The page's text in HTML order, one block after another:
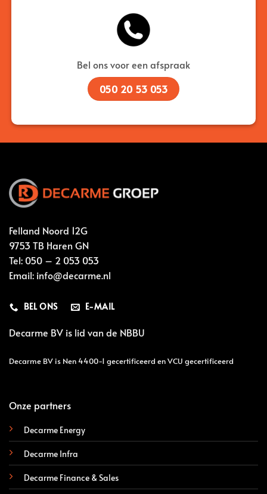
Bel ons voor een afspraak
050 20 53 053
Felland Noord 12G
9753 TB Haren GN
Tel: 050 – 2 053 053
Email: info@decarme.nl
BEL ONS E-MAIL
Decarme BV is lid van de NBBU
Decarme BV is Nen 4400-1 gecertificeerd en VCU gecertificeerd
Onze partners
Decarme Energy
Decarme Infra
Decarme Finance & Sales